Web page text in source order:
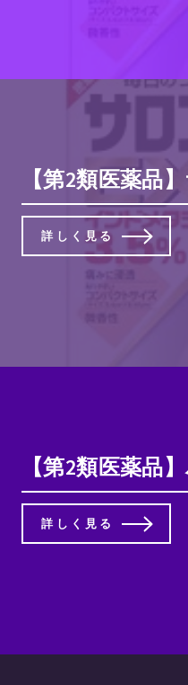
【第2類医薬品
詳しく見る
【第2類医薬品
詳しく見る